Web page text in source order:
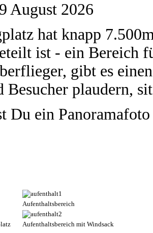
August 2026
hat knapp
ist - ein Bereich
gibt es
Besucher plaudern,
Du ein
Aufenthaltsbereich
Aufenthaltsbereich mit Windsack